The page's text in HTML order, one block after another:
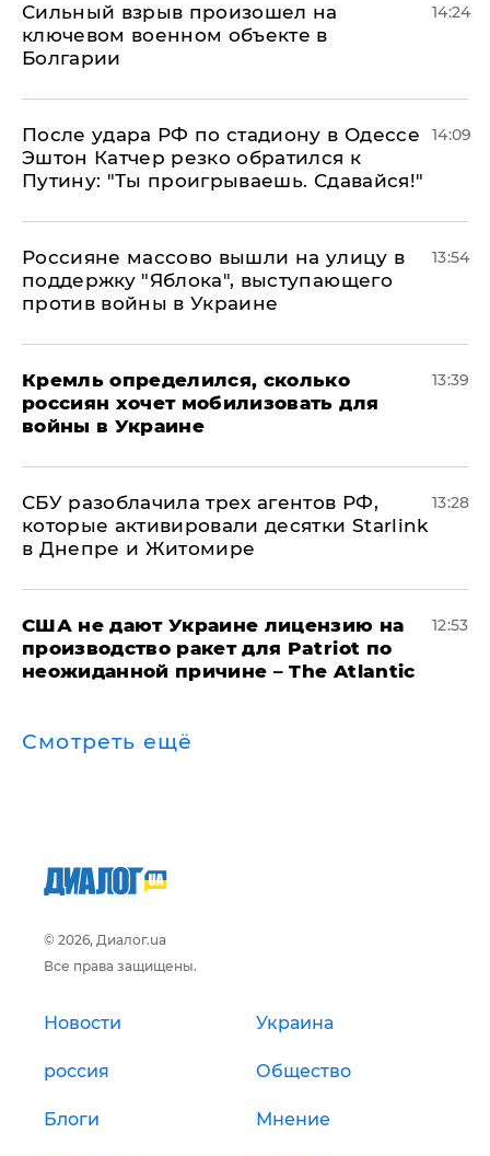
Сильный взрыв произошел на
ключевом военном объекте в
Болгарии
14:24
После удара РФ по стадиону в Одессе
Эштон Катчер резко обратился к
Путину: "Ты проигрываешь. Сдавайся!"
14:09
Россияне массово вышли на улицу в
поддержку "Яблока", выступающего
против войны в Украине
13:54
Кремль определился, сколько
россиян хочет мобилизовать для
войны в Украине
13:39
СБУ разоблачила трех агентов РФ,
которые активировали десятки Starlink
в Днепре и Житомире
13:28
США не дают Украине лицензию на
производство ракет для Patriot по
неожиданной причине – The Atlantic
12:53
Смотреть ещё
© 2026, Диалог.ua
Все права защищены.
Новости Украина
россия Общество
Блоги Мнение